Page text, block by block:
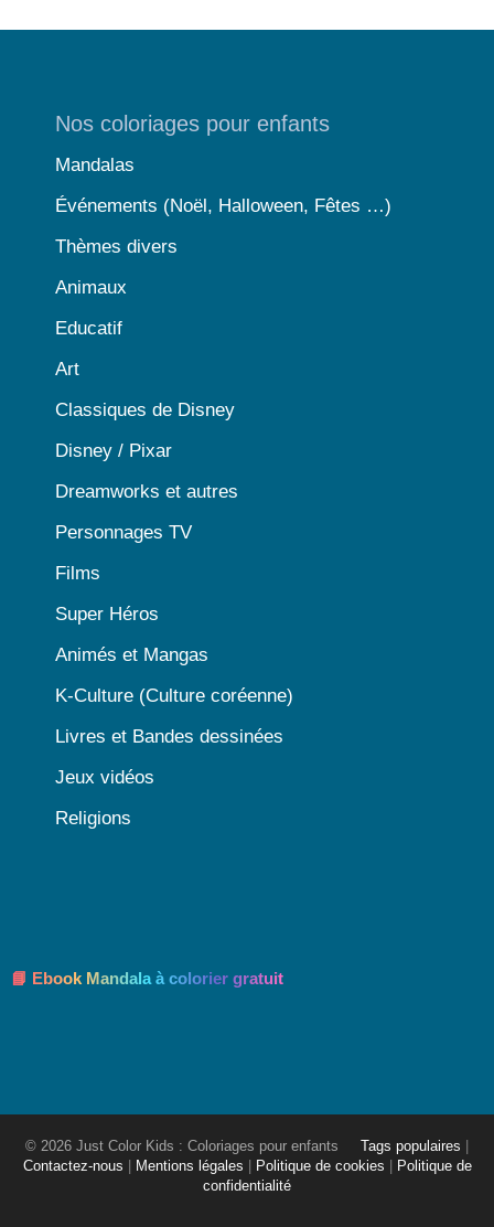
Nos coloriages pour enfants
Mandalas
Événements (Noël, Halloween, Fêtes …)
Thèmes divers
Animaux
Educatif
Art
Classiques de Disney
Disney / Pixar
Dreamworks et autres
Personnages TV
Films
Super Héros
Animés et Mangas
K-Culture (Culture coréenne)
Livres et Bandes dessinées
Jeux vidéos
Religions
📘 Ebook Mandala à colorier gratuit
© 2026 Just Color Kids : Coloriages pour enfants Tags populaires
Contactez-nous
Mentions légales Politique de cookies
Politique de
confidentialité